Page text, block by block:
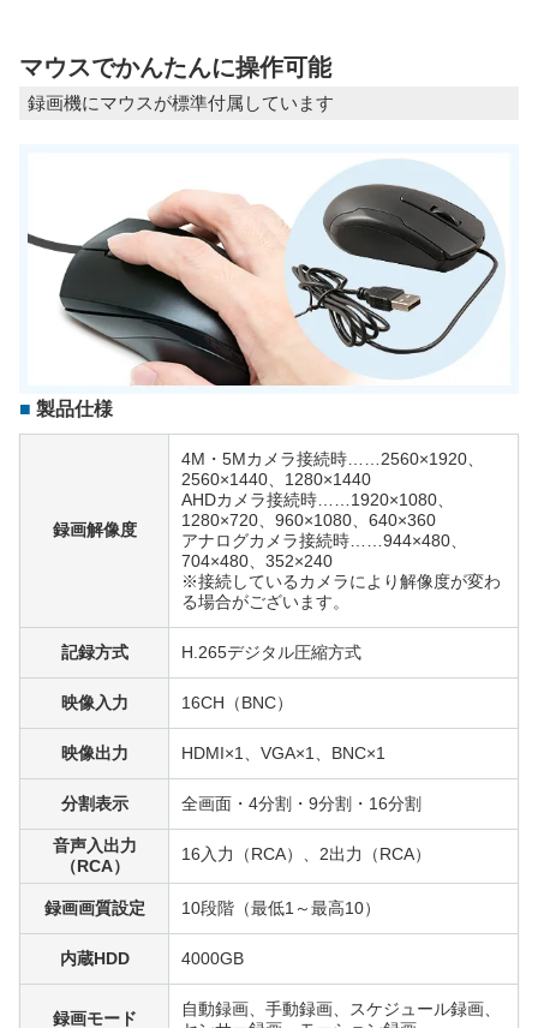
マウスでかんたんに操作可能
録画機にマウスが標準付属しています
製品仕様
録画解像度
4M・5Mカメラ接続時……2560×1920、
2560×1440、1280×1440
AHDカメラ接続時……1920×1080、
1280×720、960×1080、640×360
アナログカメラ接続時……944×480、
704×480、352×240
※接続しているカメラにより解像度が変わ
る場合がございます。
記録方式 H.265デジタル圧縮方式
映像入力 16CH（BNC）
映像出力 HDMI×1、VGA×1、BNC×1
分割表示 全画面・4分割・9分割・16分割
音声入出力
（RCA）
16入力（RCA）、2出力（RCA）
録画画質設定 10段階（最低1～最高10）
内蔵HDD 4000GB
録画モード
自動録画、手動録画、スケジュール録画、